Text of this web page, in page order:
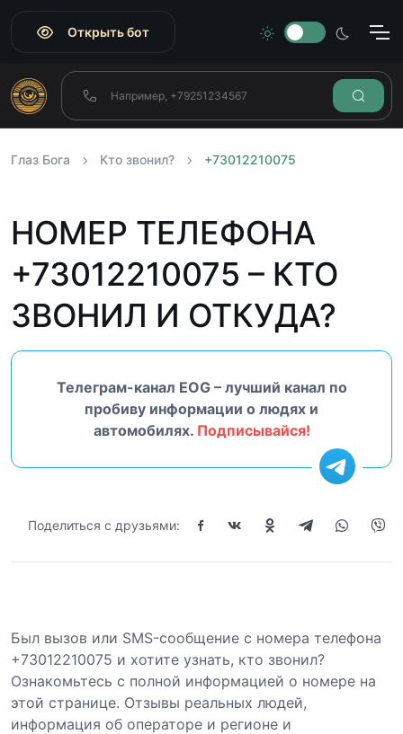
Открыть бот
Глаз Бога Кто звонил? +73012210075
НОМЕР ТЕЛЕФОНА
+73012210075 – КТО
ЗВОНИЛ И ОТКУДА?
Телеграм-канал EOG – лучший канал по
пробиву информации о людях и
автомобилях. Подписывайся!
Поделиться с друзьями:
Был вызов или SMS-сообщение с номера телефона
+73012210075 и хотите узнать, кто звонил?
Ознакомьтесь с полной информацией о номере на
этой странице. Отзывы реальных людей,
информация об операторе и регионе и